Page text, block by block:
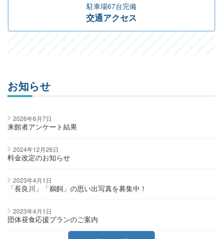
駐車場67台完備
交通アクセス
お知らせ
来館者アンケート結果
2026年6月7日
料金改定のお知らせ
2024年12月26日
「長良川」「鵜飼」の思い出写真を募集中！
2023年4月1日
団体昼食応援プランのご案内
2023年4月1日